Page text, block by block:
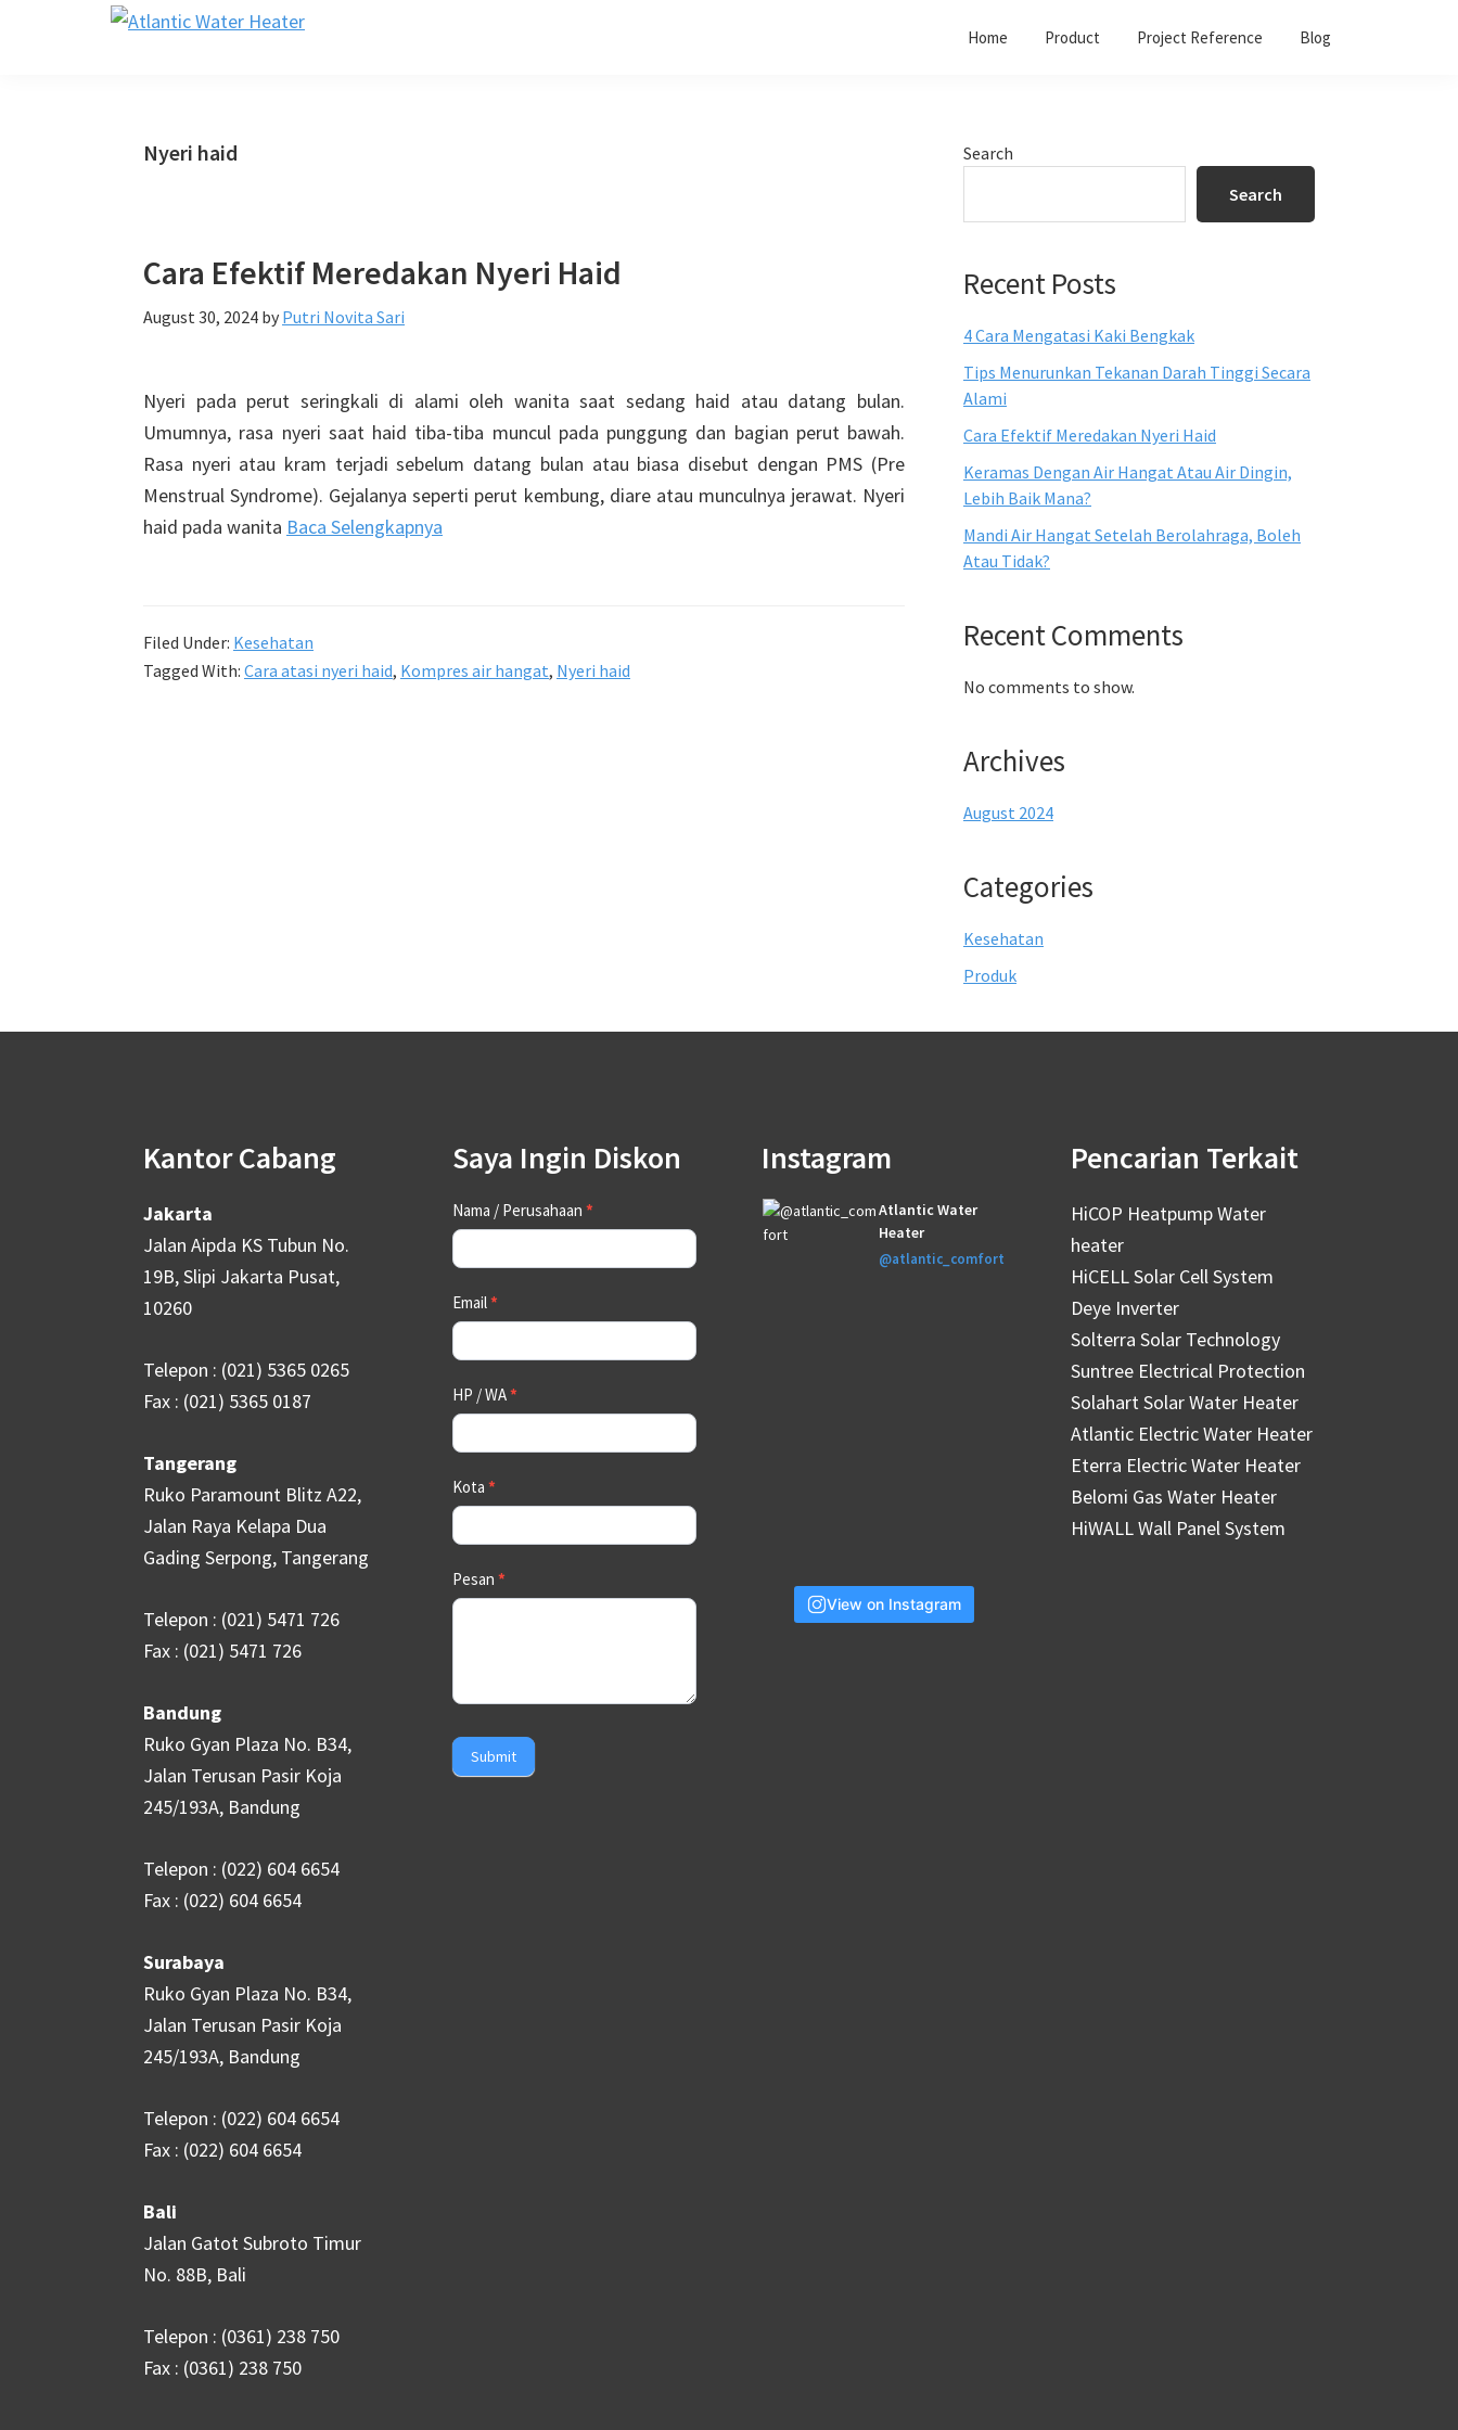
Home Product Project Reference Blog
Nyeri haid
Cara Efektif Meredakan Nyeri Haid
August 30, 2024 by Putri Novita Sari
Nyeri pada perut seringkali di alami oleh wanita saat sedang haid atau datang bulan.
Umumnya, rasa nyeri saat haid tiba-tiba muncul pada punggung dan bagian perut bawah.
Rasa nyeri atau kram terjadi sebelum datang bulan atau biasa disebut dengan PMS (Pre
Menstrual Syndrome). Gejalanya seperti perut kembung, diare atau munculnya jerawat. Nyeri
haid pada wanita Baca Selengkapnya
Filed Under: Kesehatan
Tagged With: Cara atasi nyeri haid, Kompres air hangat, Nyeri haid
Primary
Search
Search
Recent Posts
4 Cara Mengatasi Kaki Bengkak
Tips Menurunkan Tekanan Darah Tinggi Secara
Alami
Cara Efektif Meredakan Nyeri Haid
Keramas Dengan Air Hangat Atau Air Dingin,
Lebih Baik Mana?
Mandi Air Hangat Setelah Berolahraga, Boleh
Atau Tidak?
Recent Comments
No comments to show.
Archives
August 2024
Categories
Kesehatan
Produk
Kantor Cabang
Jakarta
Jalan Aipda KS Tubun No.
19B, Slipi Jakarta Pusat,
10260
Telepon : (021) 5365 0265
Fax : (021) 5365 0187
Tangerang
Ruko Paramount Blitz A22,
Jalan Raya Kelapa Dua
Gading Serpong, Tangerang
Telepon : (021) 5471 726
Fax : (021) 5471 726
Bandung
Ruko Gyan Plaza No. B34,
Jalan Terusan Pasir Koja
245/193A, Bandung
Telepon : (022) 604 6654
Fax : (022) 604 6654
Surabaya
Ruko Gyan Plaza No. B34,
Jalan Terusan Pasir Koja
245/193A, Bandung
Telepon : (022) 604 6654
Fax : (022) 604 6654
Bali
Jalan Gatot Subroto Timur
No. 88B, Bali
Telepon : (0361) 238 750
Fax : (0361) 238 750
Saya Ingin Diskon
Contact
Us
Nama / Perusahaan *
Email*
HP / WA*
Kota *
Pesan *
Submit
Instagram
Atlantic Water
Heater
@atlantic_comfort
View on Instagram
Pencarian Terkait
HiCOP Heatpump Water
heater
HiCELL Solar Cell System
Deye Inverter
Solterra Solar Technology
Suntree Electrical Protection
Solahart Solar Water Heater
Atlantic Electric Water Heater
Eterra Electric Water Heater
Belomi Gas Water Heater
HiWALL Wall Panel System